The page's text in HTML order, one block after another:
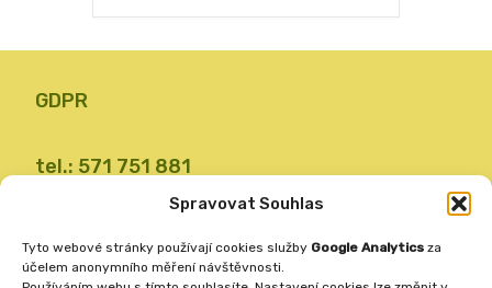
Spravovat Souhlas
Tyto webové stránky používají cookies služby Google Analytics za
účelem anonymního měření návštěvnosti.
GDPR
tel.: 571 751 881
email: zsvalbystrice@zsvb.cz
ID datové schránky: 24dabpx